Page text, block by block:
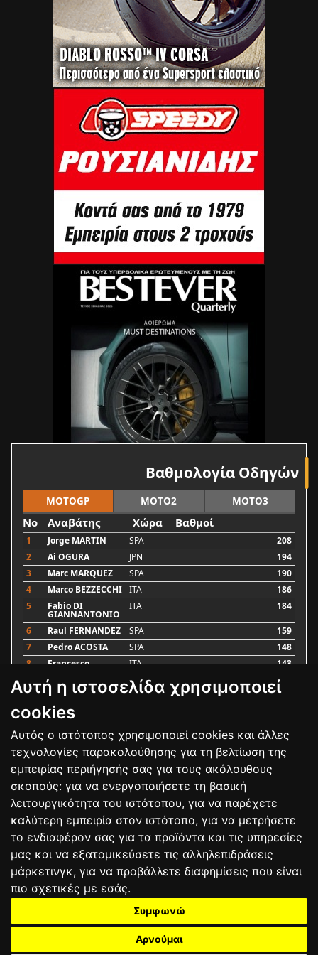
Αυτή η ιστοσελίδα χρησιμοποιεί
cookies
Αυτός ο ιστότοπος χρησιμοποιεί cookies και άλλες
τεχνολογίες παρακολούθησης για τη βελτίωση της
εμπειρίας περιήγησής σας για τους ακόλουθους
σκοπούς: για να ενεργοποιήσετε τη βασική
λειτουργικότητα του ιστότοπου, για να παρέχετε
καλύτερη εμπειρία στον ιστότοπο, για να μετρήσετε
το ενδιαφέρον σας για τα προϊόντα και τις υπηρεσίες
μας και να εξατομικεύσετε τις αλληλεπιδράσεις
μάρκετινγκ, για να προβάλλετε διαφημίσεις που είναι
πιο σχετικές με εσάς.
Συμφωνώ
Αρνούμαι
Βαθμολογία Οδηγών
MOTOGP MOTO2 MOTO3
No Αναβάτης Χώρα Βαθμοί
1 Jorge MARTIN SPA
208
2
Ai OGURA JPN
194
3
Marc MARQUEZ SPA
190
4
Marco BEZZECCHI ITA
186
5
Fabio DI
GIANNANTONIO
ITA 184
6 Raul FERNANDEZ SPA
159
7
Pedro ACOSTA SPA
148
8
Francesco ITA 143
9 Alex MARQUEZ SPA
Luca MARINI
Bαθμολογία
ΟΡΟΙ ΧΡΗΣΗΣΠΟΛΙΤΙΚΗ ΠΡΟΣΤΑΣΙΑΣ
ΑΓΩΝΕΣΑΠΟΤΕΛΕΣΜΑΤΑΑΓΟΡΑ